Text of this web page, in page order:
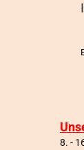
8. -